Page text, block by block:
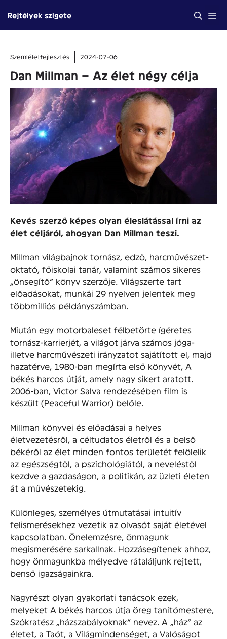
tartalomba
Rejtélyek szigete
Szemléletfejlesztés 2024-07-06
Dan Millman – Az élet négy célja
Kevés szerző képes olyan éleslátással írni az
élet céljáról, ahogyan Dan Millman teszi.
Millman világbajnok tornász, edző, harcművészet-
oktató, főiskolai tanár, valamint számos sikeres
„önsegítő” könyv szerzője. Világszerte tart
előadásokat, munkái 29 nyelven jelentek meg
többmilliós példányszámban.
Miután egy motorbaleset félbetörte ígéretes
tornász-karrierjét, a világot járva számos jóga-
illetve harcművészeti irányzatot sajátított el, majd
hazatérve, 1980-ban megírta első könyvét, A
békés harcos útját, amely nagy sikert aratott.
2006-ban, Victor Salva rendezésében film is
készült (Peaceful Warrior) belőle.
Millman könyvei és előadásai a helyes
életvezetésről, a céltudatos életről és a belső
békéről az élet minden fontos területét felölelik
az egészségtől, a pszichológiától, a neveléstől
kezdve a gazdaságon, a politikán, az üzleti életen
át a művészetekig.
Különleges, személyes útmutatásai intuitív
felismerésekhez vezetik az olvasót saját életével
kapcsolatban. Önelemzésre, önmagunk
megismerésére sarkallnak. Hozzásegítenek ahhoz,
hogy önmagunkba mélyedve rátaláljunk rejtett,
benső igazságainkra.
Nagyrészt olyan gyakorlati tanácsok ezek,
melyeket A békés harcos útja öreg tanítómestere,
Szókratész „házszabályoknak” nevez. A „ház” az
életet, a Taót, a Világmindenséget, a Valóságot